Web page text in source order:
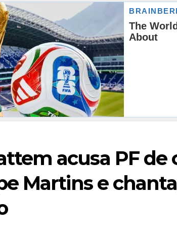
acusa PF de
Martins e